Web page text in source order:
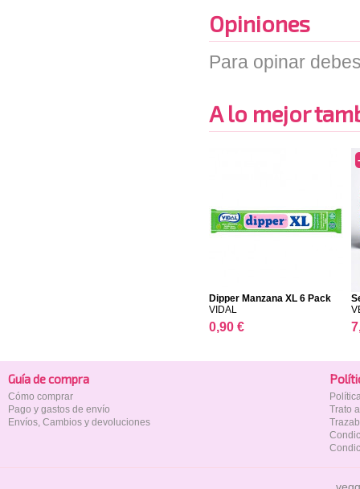
Opiniones
Para opinar
A lo mejor
Dipper Manzana XL 6 Pack
VIDAL
0,90 €
Guía de compra
Cómo comprar
Pago y gastos de envío
Envíos, Cambios y devoluciones
Trato